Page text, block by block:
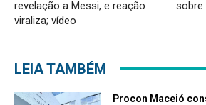
revelação a Messi, e reação
viraliza; vídeo
sobre
LEIA TAMBÉM
Procon Maceió